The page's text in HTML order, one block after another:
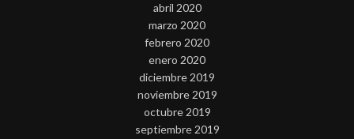
abril 2020
marzo 2020
febrero 2020
enero 2020
diciembre 2019
noviembre 2019
octubre 2019
septiembre 2019